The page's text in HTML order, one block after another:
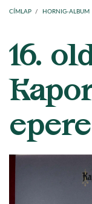
MORZSA
CÍMLAP / HORNIG-ALBUM
16.